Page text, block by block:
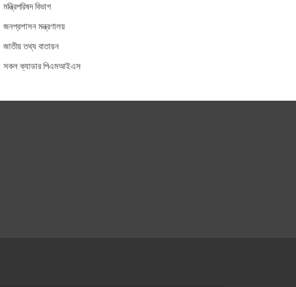
মন্ত্রিপরিষদ বিভাগ
জনপ্রশাসন মন্ত্রণালয়
জাতীয় তথ্য বাতায়ন
সকল ক্যাডার পিএমআইএস